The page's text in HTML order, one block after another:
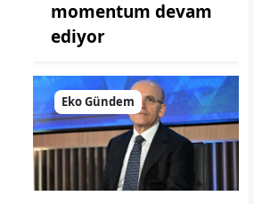
momentum devam
ediyor
Eko Gündem